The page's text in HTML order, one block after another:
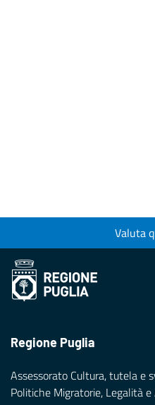
Valuta
Regione Puglia
Assessorato Cultura, tutela e
Politiche Migratorie, Legalità